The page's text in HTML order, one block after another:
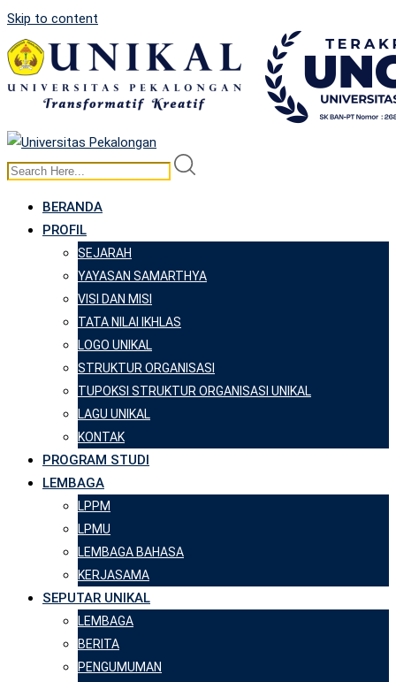
Skip to content
BERANDA
PROFIL
SEJARAH
YAYASAN SAMARTHYA
VISI DAN MISI
TATA NILAI IKHLAS
LOGO UNIKAL
STRUKTUR ORGANISASI
TUPOKSI STRUKTUR ORGANISASI UNIKAL
LAGU UNIKAL
KONTAK
PROGRAM STUDI
LEMBAGA
LPPM
LPMU
LEMBAGA BAHASA
KERJASAMA
SEPUTAR UNIKAL
LEMBAGA
BERITA
PENGUMUMAN